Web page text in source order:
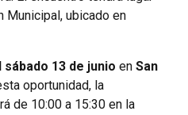
Municipal, ubicado en
sábado 13 de junio en San
oportunidad, la
de 10:00 a 15:30 en la